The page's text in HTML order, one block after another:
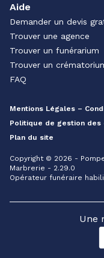
Aide
Demander un devis
Trouver une agence
Trouver un funérarium
Trouver un
FAQ
Mentions Légales –
Politique de gestion
Plan du site
Copyright © 2026 -
Marbrerie - 2.29.0
Opérateur funéraire
Une